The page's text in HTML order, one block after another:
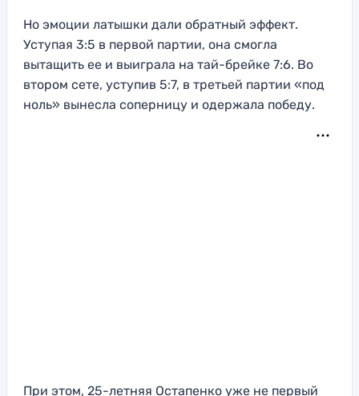
Но эмоции латышки дали обратный эффект.
Уступая 3:5 в первой партии, она смогла
вытащить ее и выиграла на тай-брейке 7:6. Во
втором сете, уступив 5:7, в третьей партии «под
ноль» вынесла соперницу и одержала победу.
При этом, 25-летняя Остапенко уже не первый